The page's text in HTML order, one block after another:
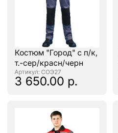
Костюм "Город" с п/к,
т.-сер/красн/черн
: СОЭ27
3 650.00 р.